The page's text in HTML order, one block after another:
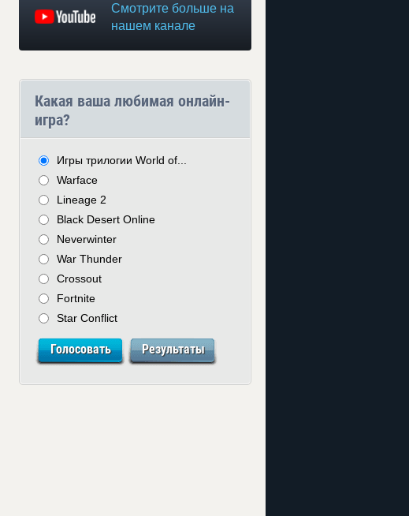
Смотрите больше на
нашем канале
Какая ваша любимая онлайн-
игра?
Игры трилогии World of...
Warface
Lineage 2
Black Desert Online
Neverwinter
War Thunder
Crossout
Fortnite
Star Conflict